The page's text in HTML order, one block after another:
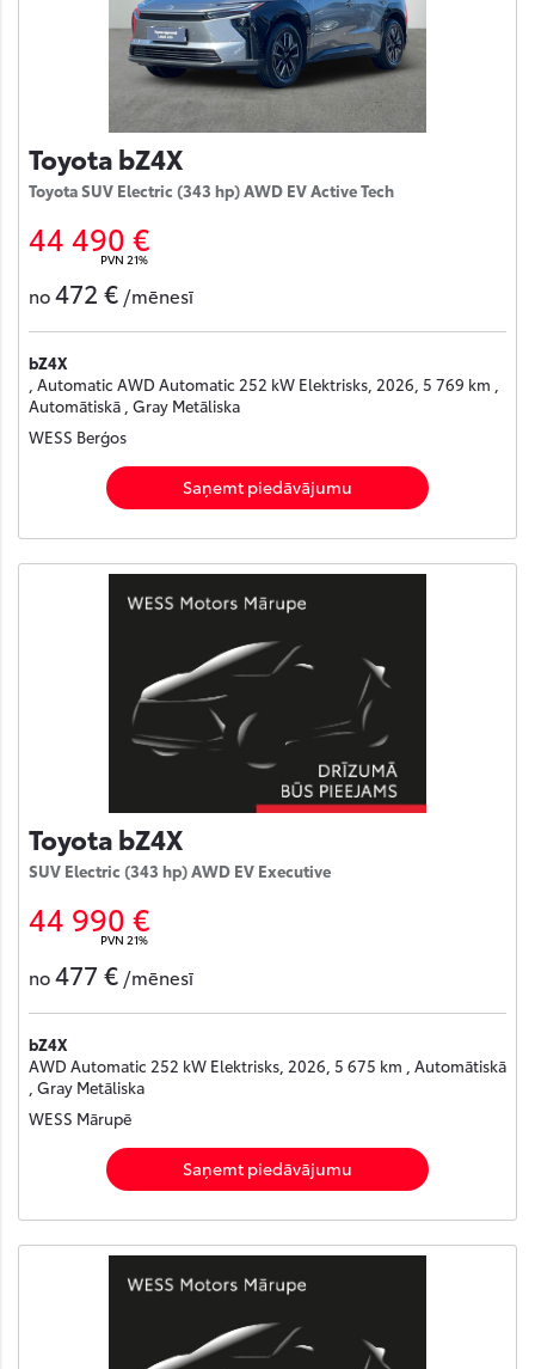
Toyota bZ4X
Toyota SUV Electric (343 hp) AWD EV Active Tech
44 490 €
PVN 21%
no472 € /mēnesī
bZ4X
, Automatic AWD Automatic 252 kW Elektrisks, 2026, 5 769 km ,
Automātiskā , Gray Metāliska
WESS Berģos
Saņemt piedāvājumu
Toyota bZ4X
SUV Electric (343 hp) AWD EV Executive
44 990 €
PVN 21%
no477 € /mēnesī
bZ4X
AWD Automatic 252 kW Elektrisks, 2026, 5 675 km , Automātiskā
, Gray Metāliska
WESS Mārupē
Saņemt piedāvājumu